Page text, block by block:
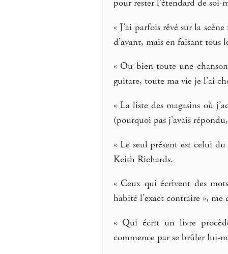
pour rester l’étendard de
« J’ai parfois rêvé sur la
d’avant, mais en faisant tous
« Ou bien toute une
guitare, toute ma vie je l’ai
« La liste des magasins où
(pourquoi pas j’avais
« Le seul présent est celui
Keith Richards.
« Ceux qui écrivent des
habité l’exact contraire »,
« Qui écrit un livre
commence par se brûler lui-